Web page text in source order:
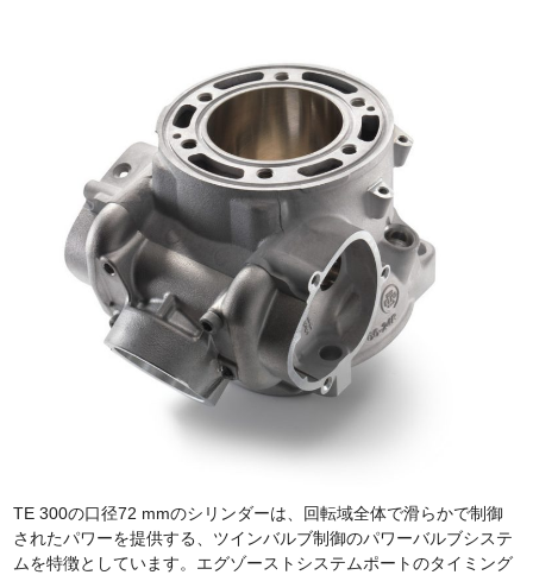
TE 300の口径72 mmのシリンダーは、回転域全体で滑らかで制御
されたパワーを提供する、ツインバルブ制御のパワーバルブシステ
ムを特徴としています。エグゾーストシステムポートのタイミング